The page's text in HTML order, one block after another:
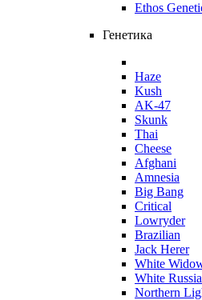
Ethos
Генетика
Haze
Kush
AK-47
Skunk
Thai
Cheese
Afghani
Amnesia
Big Bang
Critical
Lowryder
Brazilian
Jack Herer
White
White
Northern